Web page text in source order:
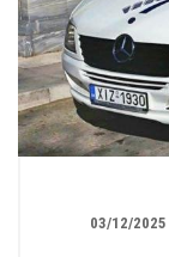
03/12/2025